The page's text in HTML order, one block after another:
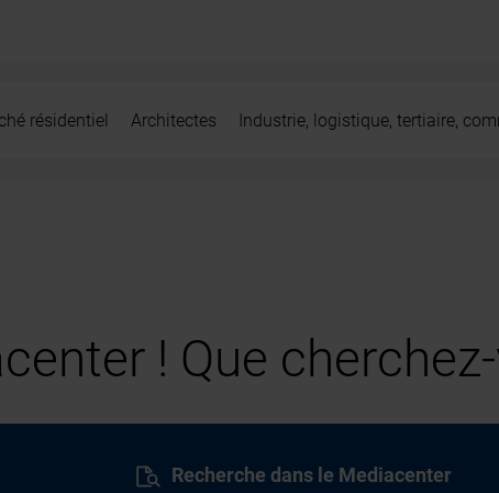
résidentiel Architectes Industrie, logistique, tertiaire,
! Que
Recherche dans le Mediacenter